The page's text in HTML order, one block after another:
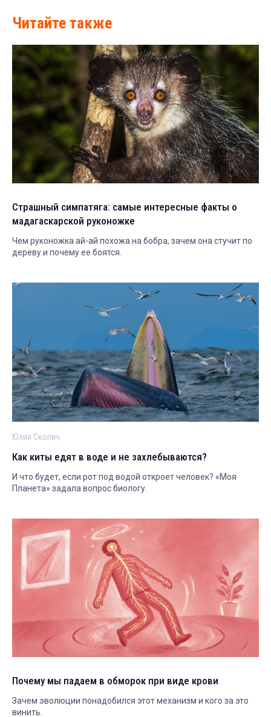
Читайте также
Страшный симпатяга: самые интересные факты о
мадагаскарской руконожке
Чем руконожка ай-ай похожа на бобра, зачем она стучит по
дереву и почему ее боятся.
Юлия Скопич
Как киты едят в воде и не захлебываются?
И что будет, если рот под водой откроет человек? «Моя
Планета» задала вопрос биологу.
Почему мы падаем в обморок при виде крови
Зачем эволюции понадобился этот механизм и кого за это
винить.